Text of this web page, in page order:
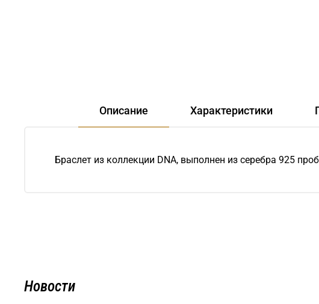
Описание Характеристики
Браслет из коллекции DNA, выполнен из серебра 925
Новости